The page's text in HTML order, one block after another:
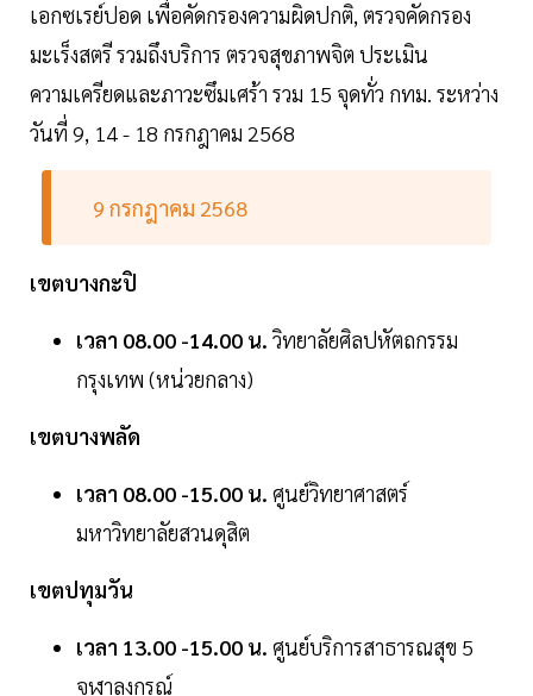
เอกซเรย์ปอด เพื่อคัดกรองความผิดปกติ, ตรวจคัดกรอง
มะเร็งสตรี รวมถึงบริการ ตรวจสุขภาพจิต ประเมิน
ความเครียดและภาวะซึมเศร้า รวม 15 จุดทั่ว กทม. ระหว่าง
วันที่ 9, 14 - 18 กรกฎาคม 2568
9 กรกฎาคม 2568
เขตบางกะปิ
เวลา 08.00 -14.00 น. วิทยาลัยศิลปหัตถกรรม
กรุงเทพ (หน่วยกลาง)
เขตบางพลัด
เวลา 08.00 -15.00 น. ศูนย์วิทยาศาสตร์
มหาวิทยาลัยสวนดุสิต
เขตปทุมวัน
เวลา 13.00 -15.00 น. ศูนย์บริการสาธารณสุข 5
จุฬาลงกรณ์